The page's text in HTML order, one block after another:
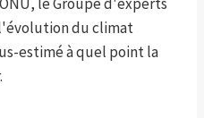
du climat
estimé à quel point la